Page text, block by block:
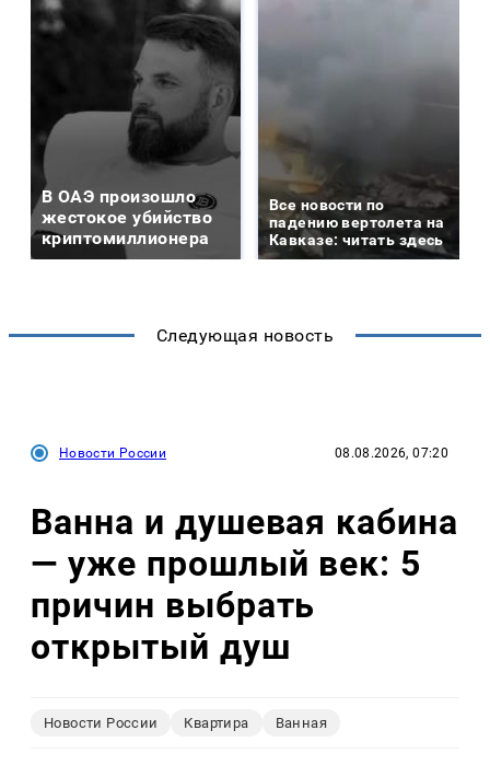
В ОАЭ произошло
жестокое убийство
криптомиллионера
Все новости по
падению вертолета на
Кавказе: читать здесь
Следующая новость
Новости России 08.08.2026, 07:20
Ванна и душевая кабина
— уже прошлый век: 5
причин выбрать
открытый душ
Новости России Квартира Ванная